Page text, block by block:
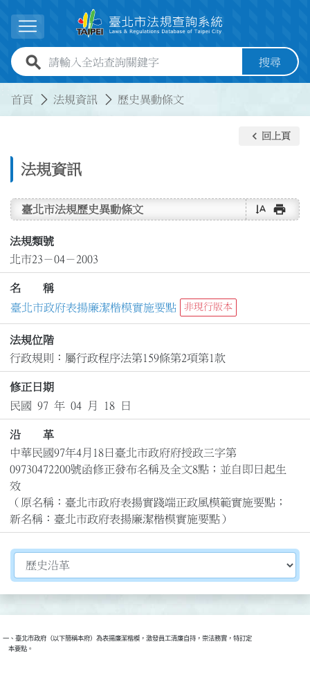
展開選單
全站查詢關鍵字欄位 搜尋
首頁 法規資訊 歷史異動條文
法規資訊
keyboard_arrow_left 回上頁
臺北市法規歷史異動條文 text_rotate_vertical print
法規類號
北市23－04－2003
名 稱
臺北市政府表揚廉潔楷模實施要點
非現行版本
法規位階
行政規則：屬行政程序法第159條第2項第1款
修正日期
民國 97 年 04 月 18 日
沿 革
中華民國97年4月18日臺北市政府府授政三字第
09730472200號函修正發布名稱及全文8點；並自即日起生
效
（原名稱：臺北市政府表揚實踐端正政風模範實施要點；
新名稱：臺北市政府表揚廉潔楷模實施要點）
切換選擇法規資訊內容
一、臺北市政府（以下簡稱本府）為表揚廉潔楷模，激發員工清廉自持，崇法務實，特訂定
    本要點。